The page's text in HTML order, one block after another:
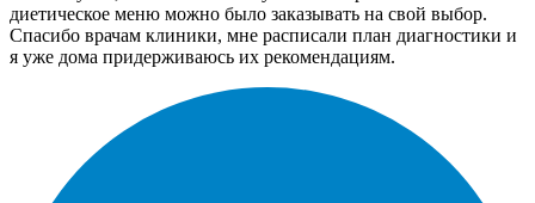
диетическое меню можно было заказывать на свой выбор.
Спасибо врачам клиники, мне расписали план диагностики и
я уже дома придерживаюсь их рекомендациям.